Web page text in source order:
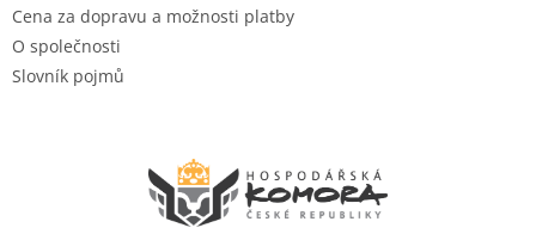
Cena za dopravu a možnosti platby
O společnosti
Slovník pojmů